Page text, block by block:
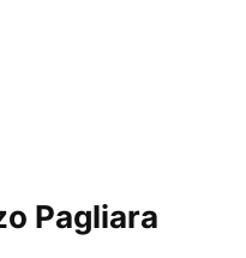
Pagliara